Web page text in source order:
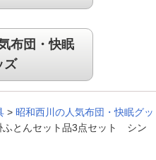
布団・快眠
ズ
> 昭和西川の人気布団・快眠グッ
とんセット品3点セット シン